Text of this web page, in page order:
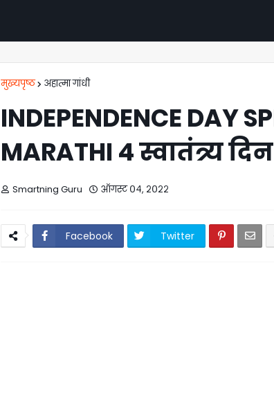
मुख्यपृष्ठ अहात्मा गांधी
INDEPENDENCE DAY
MARATHI 4 स्वातंत्र्य
Smartning Guru ऑगस्ट ०४, २०२२
Facebook Twitter